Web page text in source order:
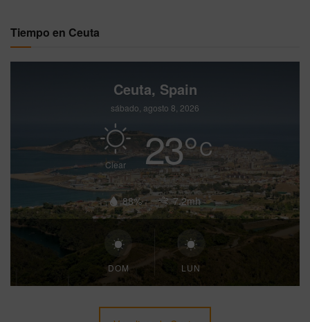
Tiempo en Ceuta
Ceuta, Spain
sábado, agosto 8, 2026
Clear 23°C
88% 7.2mh
DOM LUN